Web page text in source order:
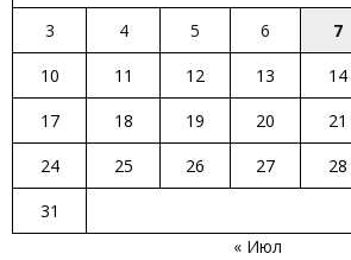
3
4 5 6 7
10
11 12 13 14
17
18 19 20 21
24
25 26 27 28
31
« Июл